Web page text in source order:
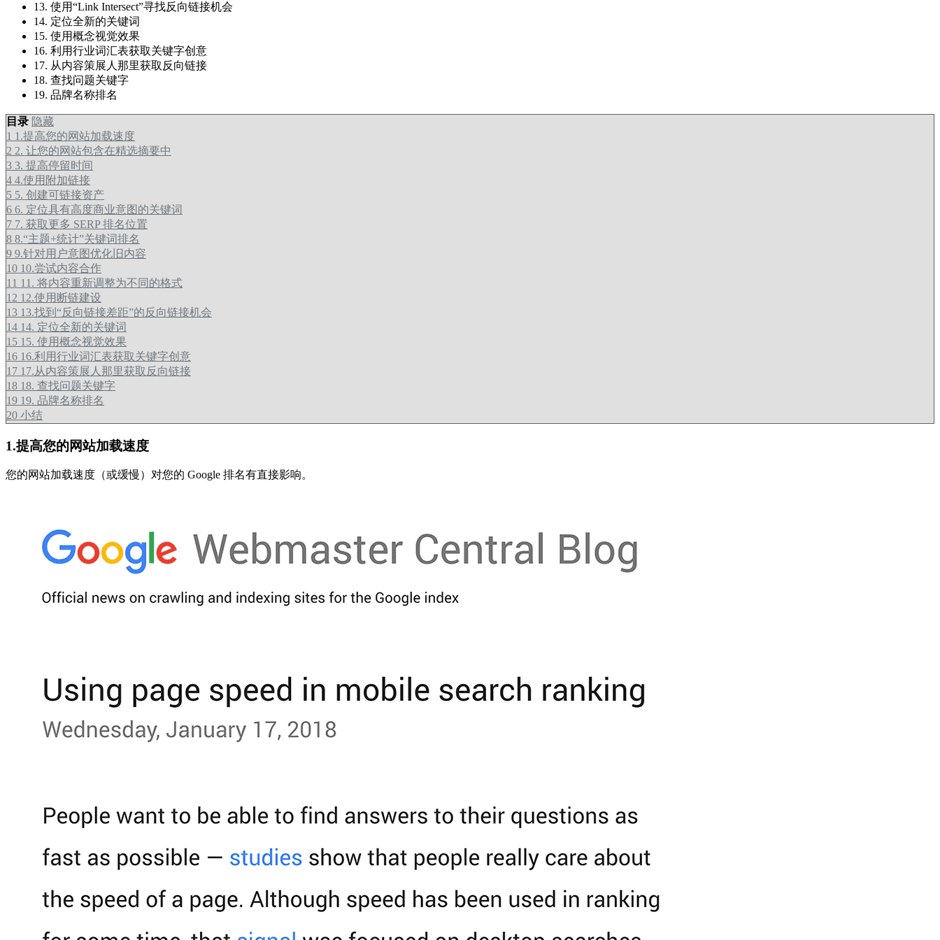
13. 使用“Link Intersect”寻找反向链接机会
14. 定位全新的关键词
15. 使用概念视觉效果
16. 利用行业词汇表获取关键字创意
17. 从内容策展人那里获取反向链接
18. 查找问题关键字
19. 品牌名称排名
目录 隐藏
1 1.提高您的网站加载速度
2 2. 让您的网站包含在精选摘要中
3 3. 提高停留时间
4 4.使用附加链接
5 5. 创建可链接资产
6 6. 定位具有高度商业意图的关键词
7 7. 获取更多 SERP 排名位置
8 8.“主题+统计”关键词排名
9 9.针对用户意图优化旧内容
10 10.尝试内容合作
11 11. 将内容重新调整为不同的格式
12 12.使用断链建设
13 13.找到“反向链接差距”的反向链接机会
14 14. 定位全新的关键词
15 15. 使用概念视觉效果
16 16.利用行业词汇表获取关键字创意
17 17.从内容策展人那里获取反向链接
18 18. 查找问题关键字
19 19. 品牌名称排名
20 小结
1.提高您的网站加载速度
您的网站加载速度（或缓慢）对您的 Google 排名有直接影响。